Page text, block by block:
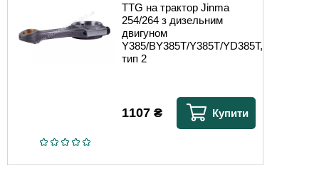
TTG на трактор Jinma
254/264 з дизельним
двигуном
Y385/BY385T/Y385T/YD385T,
тип 2
1107 ₴ Купити